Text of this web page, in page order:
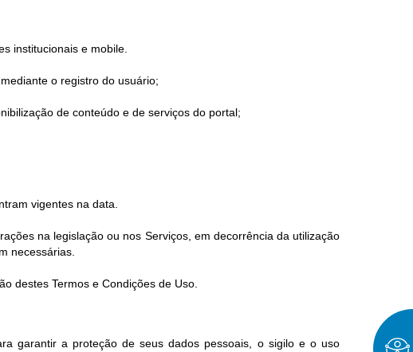
institucionais e mobile.
o registro do usuário;
de conteúdo e de serviços do portal;
vigentes na data.
na legislação ou nos Serviços, em decorrência da utilização
necessárias.
destes Termos e Condições de Uso.
garantir a proteção de seus dados pessoais, o sigilo e o uso